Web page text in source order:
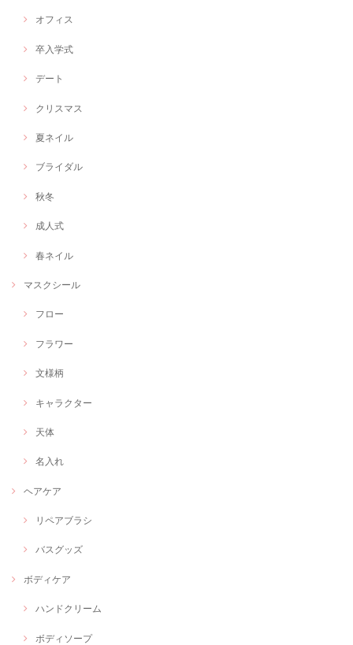
オフィス
卒入学式
デート
クリスマス
夏ネイル
ブライダル
秋冬
成人式
春ネイル
マスクシール
フロー
フラワー
文様柄
キャラクター
天体
名入れ
ヘアケア
リペアブラシ
バスグッズ
ボディケア
ハンドクリーム
ボディソープ